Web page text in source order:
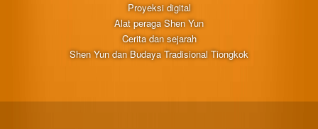
Proyeksi digital
Alat peraga Shen Yun
Cerita dan sejarah
Shen Yun dan Budaya Tradisional Tiongkok